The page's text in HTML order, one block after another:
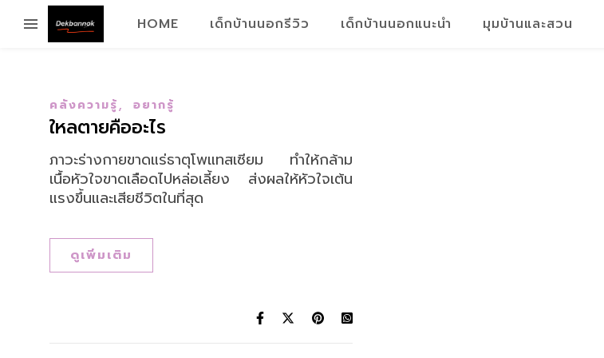
HOME เด็กบ้านนอกรีวิว เด็กบ้านนอกแนะนำ มุมบ้านและสวน
คลังความรู้, อยากรู้
ใหลตายคืออะไร
ภาวะร่างกายขาดแร่ธาตุโพแทสเซียม ทำให้กล้าม
เนื้อหัวใจขาดเลือดไปหล่อเลี้ยง ส่งผลให้หัวใจเต้น
แรงขึ้นและเสียชีวิตในที่สุด
ดูเพิ่มเติม